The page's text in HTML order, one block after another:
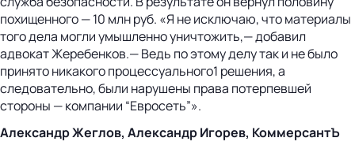
похищенного — 10 млн руб. «Я не исключаю, что материалы
того дела могли умышленно уничтожить,— добавил
адвокат Жеребенков.— Ведь по этому делу так и не было
принято никакого процессуального1 решения, а
следовательно, были нарушены права потерпевшей
стороны — компании “Евросеть”».
Александр Жеглов, Александр Игорев, КоммерсантЪ